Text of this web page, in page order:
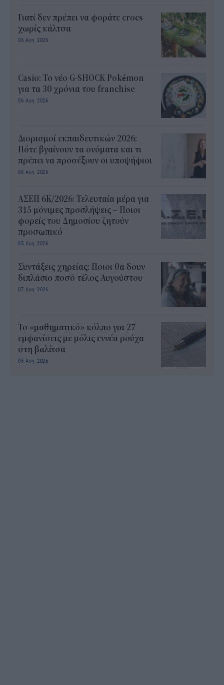
Γιατί δεν πρέπει να φοράτε crocs
χωρίς κάλτσα
06 Αυγ 2026
Casio: Το νέο G-SHOCK Pokémon
για τα 30 χρόνια του franchise
06 Αυγ 2026
Διορισμοί εκπαιδευτικών 2026:
Πότε βγαίνουν τα ονόματα και τι
πρέπει να προσέξουν οι υποψήφιοι
06 Αυγ 2026
ΑΣΕΠ 6Κ/2026: Τελευταία μέρα για
315 μόνιμες προσλήψεις – Ποιοι
φορείς του Δημοσίου ζητούν
προσωπικό
05 Αυγ 2026
Συντάξεις χηρείας: Ποιοι θα δουν
διπλάσιο ποσό τέλος Αυγούστου
07 Αυγ 2026
Το «μαθηματικό» κόλπο για 27
εμφανίσεις με μόλις εννέα ρούχα
στη βαλίτσα
05 Αυγ 2026